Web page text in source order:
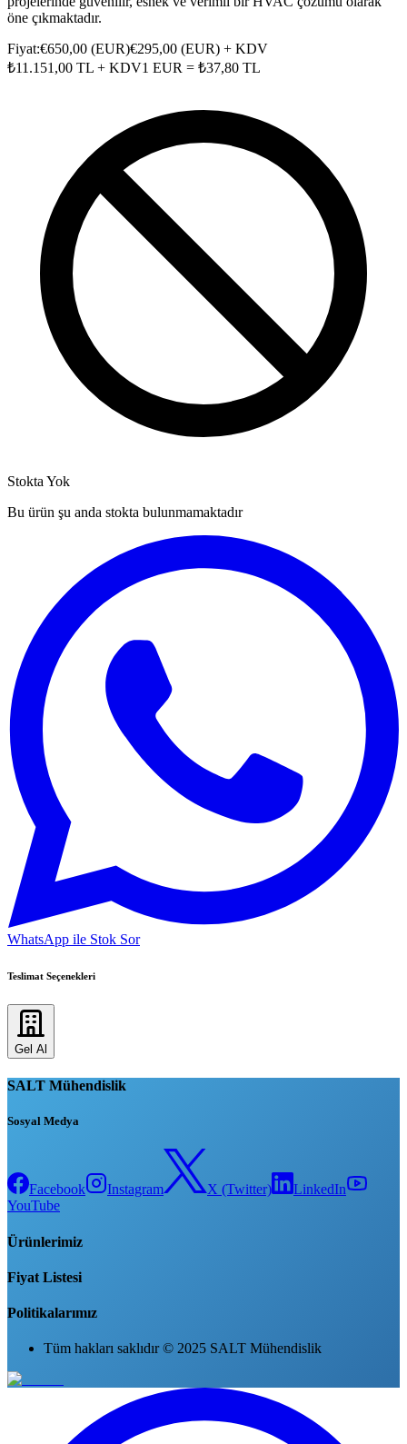
öne çıkmaktadır.
Fiyat:€650,00 (EUR)€295,00 (EUR) + KDV
₺11.151,00 TL + KDV1 EUR = ₺37,80 TL
Stokta Yok
Bu ürün şu anda stokta bulunmamaktadır
WhatsApp ile Stok Sor
Teslimat Seçenekleri
Gel Al
SALT Mühendislik
Sosyal Medya
Facebook Instagram X (Twitter)
LinkedIn
YouTube
Ürünlerimiz
Fiyat Listesi
Politikalarımız
Tüm hakları saklıdır © 2025 SALT Mühendislik